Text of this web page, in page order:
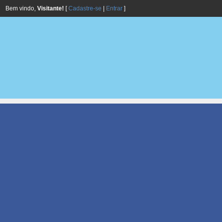
Bem vindo, Visitante! [Cadastre-se Entrar ]